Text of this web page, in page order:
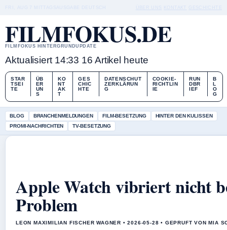
FILMFOKUS.DE
FILMFOKUS HINTERGRUNDUPDATE
Aktualisiert 14:33 16 Artikel heute
STAR
TSEI
TE
ÜB
ER
UN
S
KO
NT
AK
T
GES
CHIC
HTE
DATENSCHUT
ZERKLÄRUN
G
COOKIE-
RICHTLIN
IE
RUN
DBR
IEF
B
L
O
G
BLOG BRANCHENMELDUNGEN FILM-BESETZUNG
HINTER DEN KULISSEN
PROMI-NACHRICHTEN
TV-BESETZUNG
Apple Watch vibriert nicht
Problem
LEON MAXIMILIAN FISCHER WAGNER • 2026-05-28 • GEPRUFT VON MIA